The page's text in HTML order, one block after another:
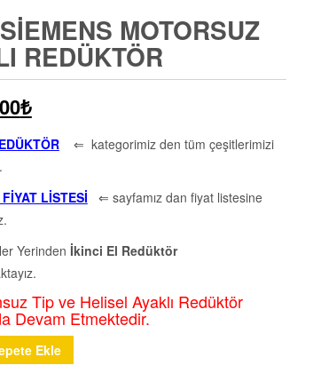
MOTORSUZ
REDÜKTÖR
₺
⇐ kategorimiz den tüm çeşitlerimizi
LİSTESİ ⇐ sayfamız dan fiyat listesine
Yerinden İkinci El Redüktör
Tip ve Helisel Ayaklı Redüktör
Devam Etmektedir.
Ekle